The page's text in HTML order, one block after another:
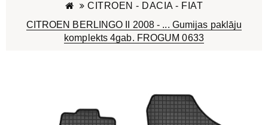
CITROEN - DACIA - FIAT
CITROEN BERLINGO II 2008 - ... Gumijas paklāju
komplekts 4gab. FROGUM 0633